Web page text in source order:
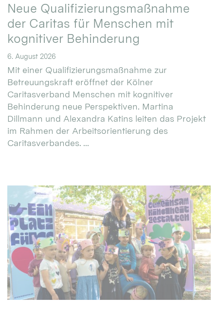
Neue Qualifizierungsmaßnahme
der Caritas für Menschen mit
kognitiver Behinderung
6. August 2026
Mit einer Qualifizierungsmaßnahme zur
Betreuungskraft eröffnet der Kölner
Caritasverband Menschen mit kognitiver
Behinderung neue Perspektiven. Martina
Dillmann und Alexandra Katins leiten das Projekt
im Rahmen der Arbeitsorientierung des
Caritasverbandes. ...